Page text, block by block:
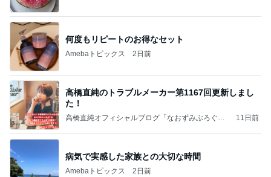
何度もリピートのお得なセット
Amebaトピックス 2日前
高橋直純のトラブルメーカー第1167回更新しまし
た！
高橋直純オフィシャルブログ「なおずみぶろぐ」
11日前
病気で実感した家族との大切な時間
Amebaトピックス 2日前